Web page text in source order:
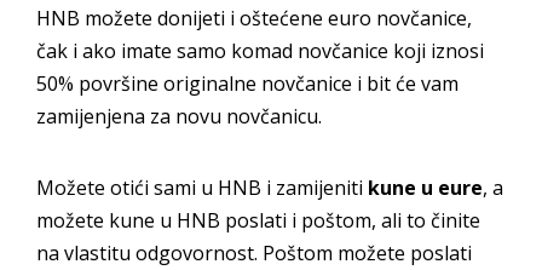
HNB možete donijeti i oštećene euro novčanice,
čak i ako imate samo komad novčanice koji iznosi
50% površine originalne novčanice i bit će vam
zamijenjena za novu novčanicu.
Možete otići sami u HNB i zamijeniti kune u eure, a
možete kune u HNB poslati i poštom, ali to činite
na vlastitu odgovornost. Poštom možete poslati